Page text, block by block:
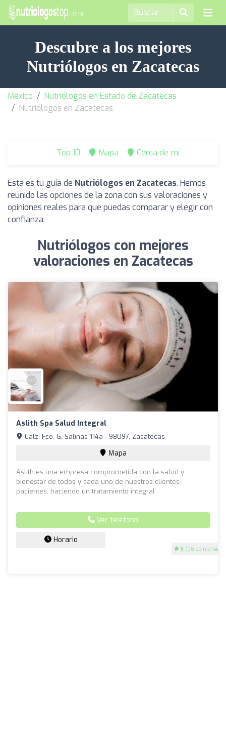
Descubre a los mejores
Nutriólogos en Zacatecas
Mexico
Nutriólogos en Estado de Zacatecas
Nutriólogos en Zacatecas
Top 10 Mapa Cerca de mí
Esta es tu guía de Nutriólogos en Zacatecas. Hemos
reunido las opciones de la zona con sus valoraciones y
opiniones reales para que puedas comparar y elegir con
confianza.
Nutriólogos con mejores
valoraciones en Zacatecas
Aslith Spa Salud Integral
5 (96 opiniones)
Calz. Fco. G. Salinas 114a - 98097, Zacatecas
Mapa
Aslith es una empresa comprometida con la salud y
bienestar de todos y cada uno de nuestros clientes-
pacientes, haciendo un tratamiento integral
Ver teléfono
Horario